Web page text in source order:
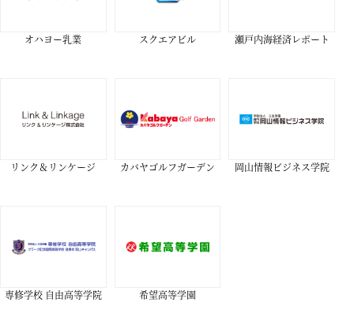
オハヨー乳業 スクエアビル 瀬戸内海経済レポート
リンク＆リンケージ カバヤゴルフガーデン 岡山情報ビジネス学院
専修学校 自由高等学院 希望高等学園